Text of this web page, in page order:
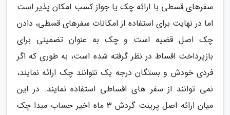
سفرهای قسطی با ارائه چک یا جواز کسب امکان پذیر است
اما در نهایت برای استفاده از امکانات سفرهای قسطی، دادن
چک اصل قضیه است و چک به عنوان تضمینی برای
بازپرداخت اقساط در نظر گرفته شده است، به طوری که اگر
فردی خودش و بستگان درجه یک نتوانند چک ارائه نمایند،
نمی توانند از سفر های اقساطی استفاده نمایند. در این
میان ارائه اصل پرینت گردش 3 ماه اخیر حساب مبدا چک